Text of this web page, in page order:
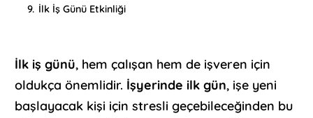
9. İlk İş Günü Etkinliği
İlk iş günü, hem çalışan hem de işveren için
oldukça önemlidir. İşyerinde ilk gün, işe yeni
başlayacak kişi için stresli geçebileceğinden bu